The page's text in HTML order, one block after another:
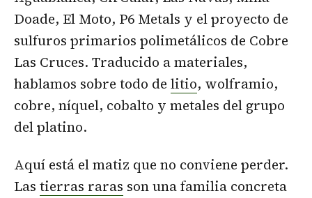
Doade, El Moto, P6 Metals y el proyecto de
sulfuros primarios polimetálicos de Cobre
Las Cruces. Traducido a materiales,
hablamos sobre todo de litio, wolframio,
cobre, níquel, cobalto y metales del grupo
del platino.
Aquí está el matiz que no conviene perder.
Las tierras raras son una familia concreta